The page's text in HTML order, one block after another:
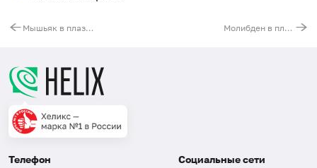
Мышьяк в плазме Молибден в плазме
Телефон Социальные сети